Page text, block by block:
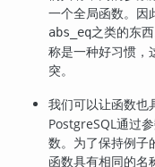
一个全局函数。因
abs_eq之类的东
称是一种好习惯，
突。
我们可以让函数也
PostgreSQL通过
数。为了保持例子
函数具有相同的名